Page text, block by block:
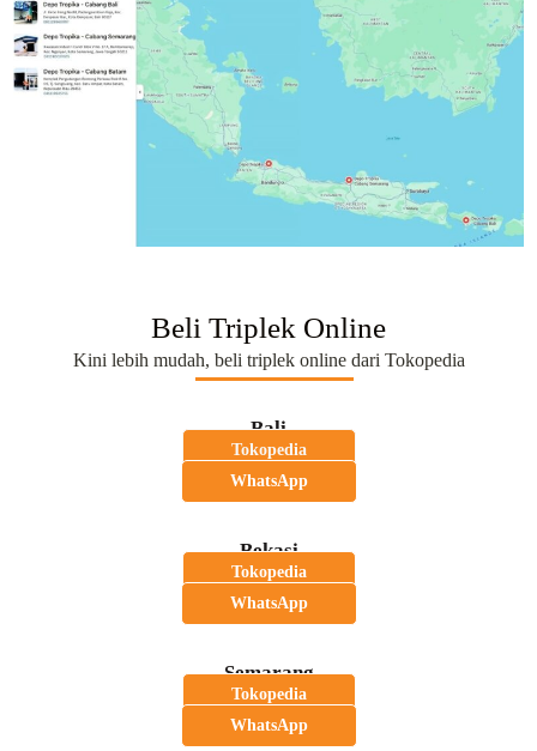
Beli Triplek Online
Kini lebih mudah, beli triplek online dari Tokopedia
Bali
Tokopedia
WhatsApp
Bekasi
Tokopedia
WhatsApp
Semarang
Tokopedia
WhatsApp